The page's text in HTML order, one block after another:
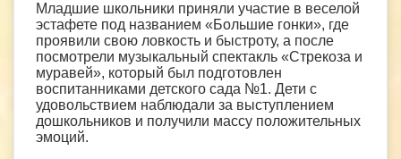
Младшие школьники приняли участие в веселой
эстафете под названием «Большие гонки», где
проявили свою ловкость и быстроту, а после
посмотрели музыкальный спектакль «Стрекоза и
муравей», который был подготовлен
воспитанниками детского сада №1. Дети с
удовольствием наблюдали за выступлением
дошкольников и получили массу положительных
эмоций.